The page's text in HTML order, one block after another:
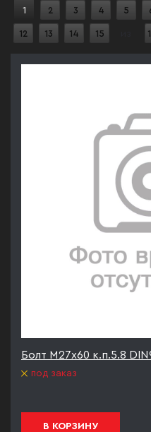
1 2 3 4 5
12 13 14 15
Болт М27х60 к.п.5.8
под заказ
В КОРЗИНУ